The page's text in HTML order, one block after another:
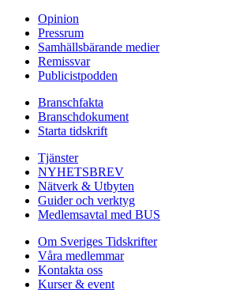
Opinion
Pressrum
Samhällsbärande medier
Remissvar
Publicistpodden
Branschfakta
Branschdokument
Starta tidskrift
Tjänster
NYHETSBREV
Nätverk & Utbyten
Guider och verktyg
Medlemsavtal med BUS
Om Sveriges Tidskrifter
Våra medlemmar
Kontakta oss
Kurser & event